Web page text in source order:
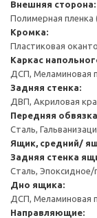
Внешняя сторона:
Полимерная пленка
Кромка:
Пластиковая
Каркас
ДСП, Меламиновая
Задняя стенка:
ДВП, Акриловая
Передняя
Сталь,
Ящик, средний/
Задняя стенка
Сталь,
Дно ящика:
ДСП, Меламиновая
Направляющие: